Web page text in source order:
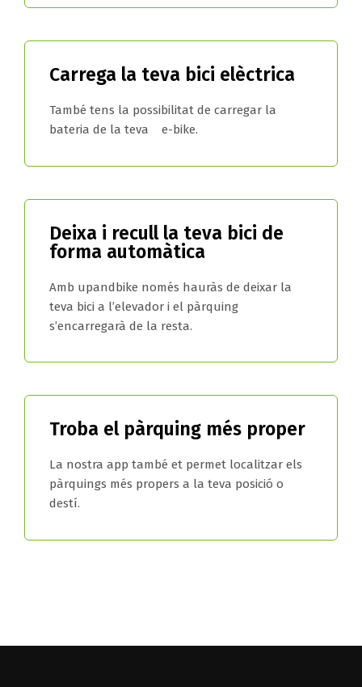
Carrega la teva bici elèctrica
També tens la possibilitat de carregar la
bateria de la teva e-bike.
Deixa i recull la teva bici de
forma automàtica
Amb upandbike només hauràs de deixar la
teva bici a l’elevador i el pàrquing
s’encarregarà de la resta.
Troba el pàrquing més proper
La nostra app també et permet localitzar els
pàrquings més propers a la teva posició o
destí.